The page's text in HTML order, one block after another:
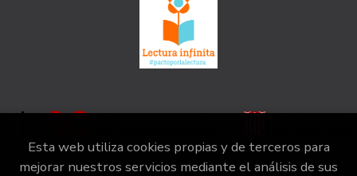
Esta web utiliza cookies propias y de terceros para
mejorar nuestros servicios mediante el análisis de sus